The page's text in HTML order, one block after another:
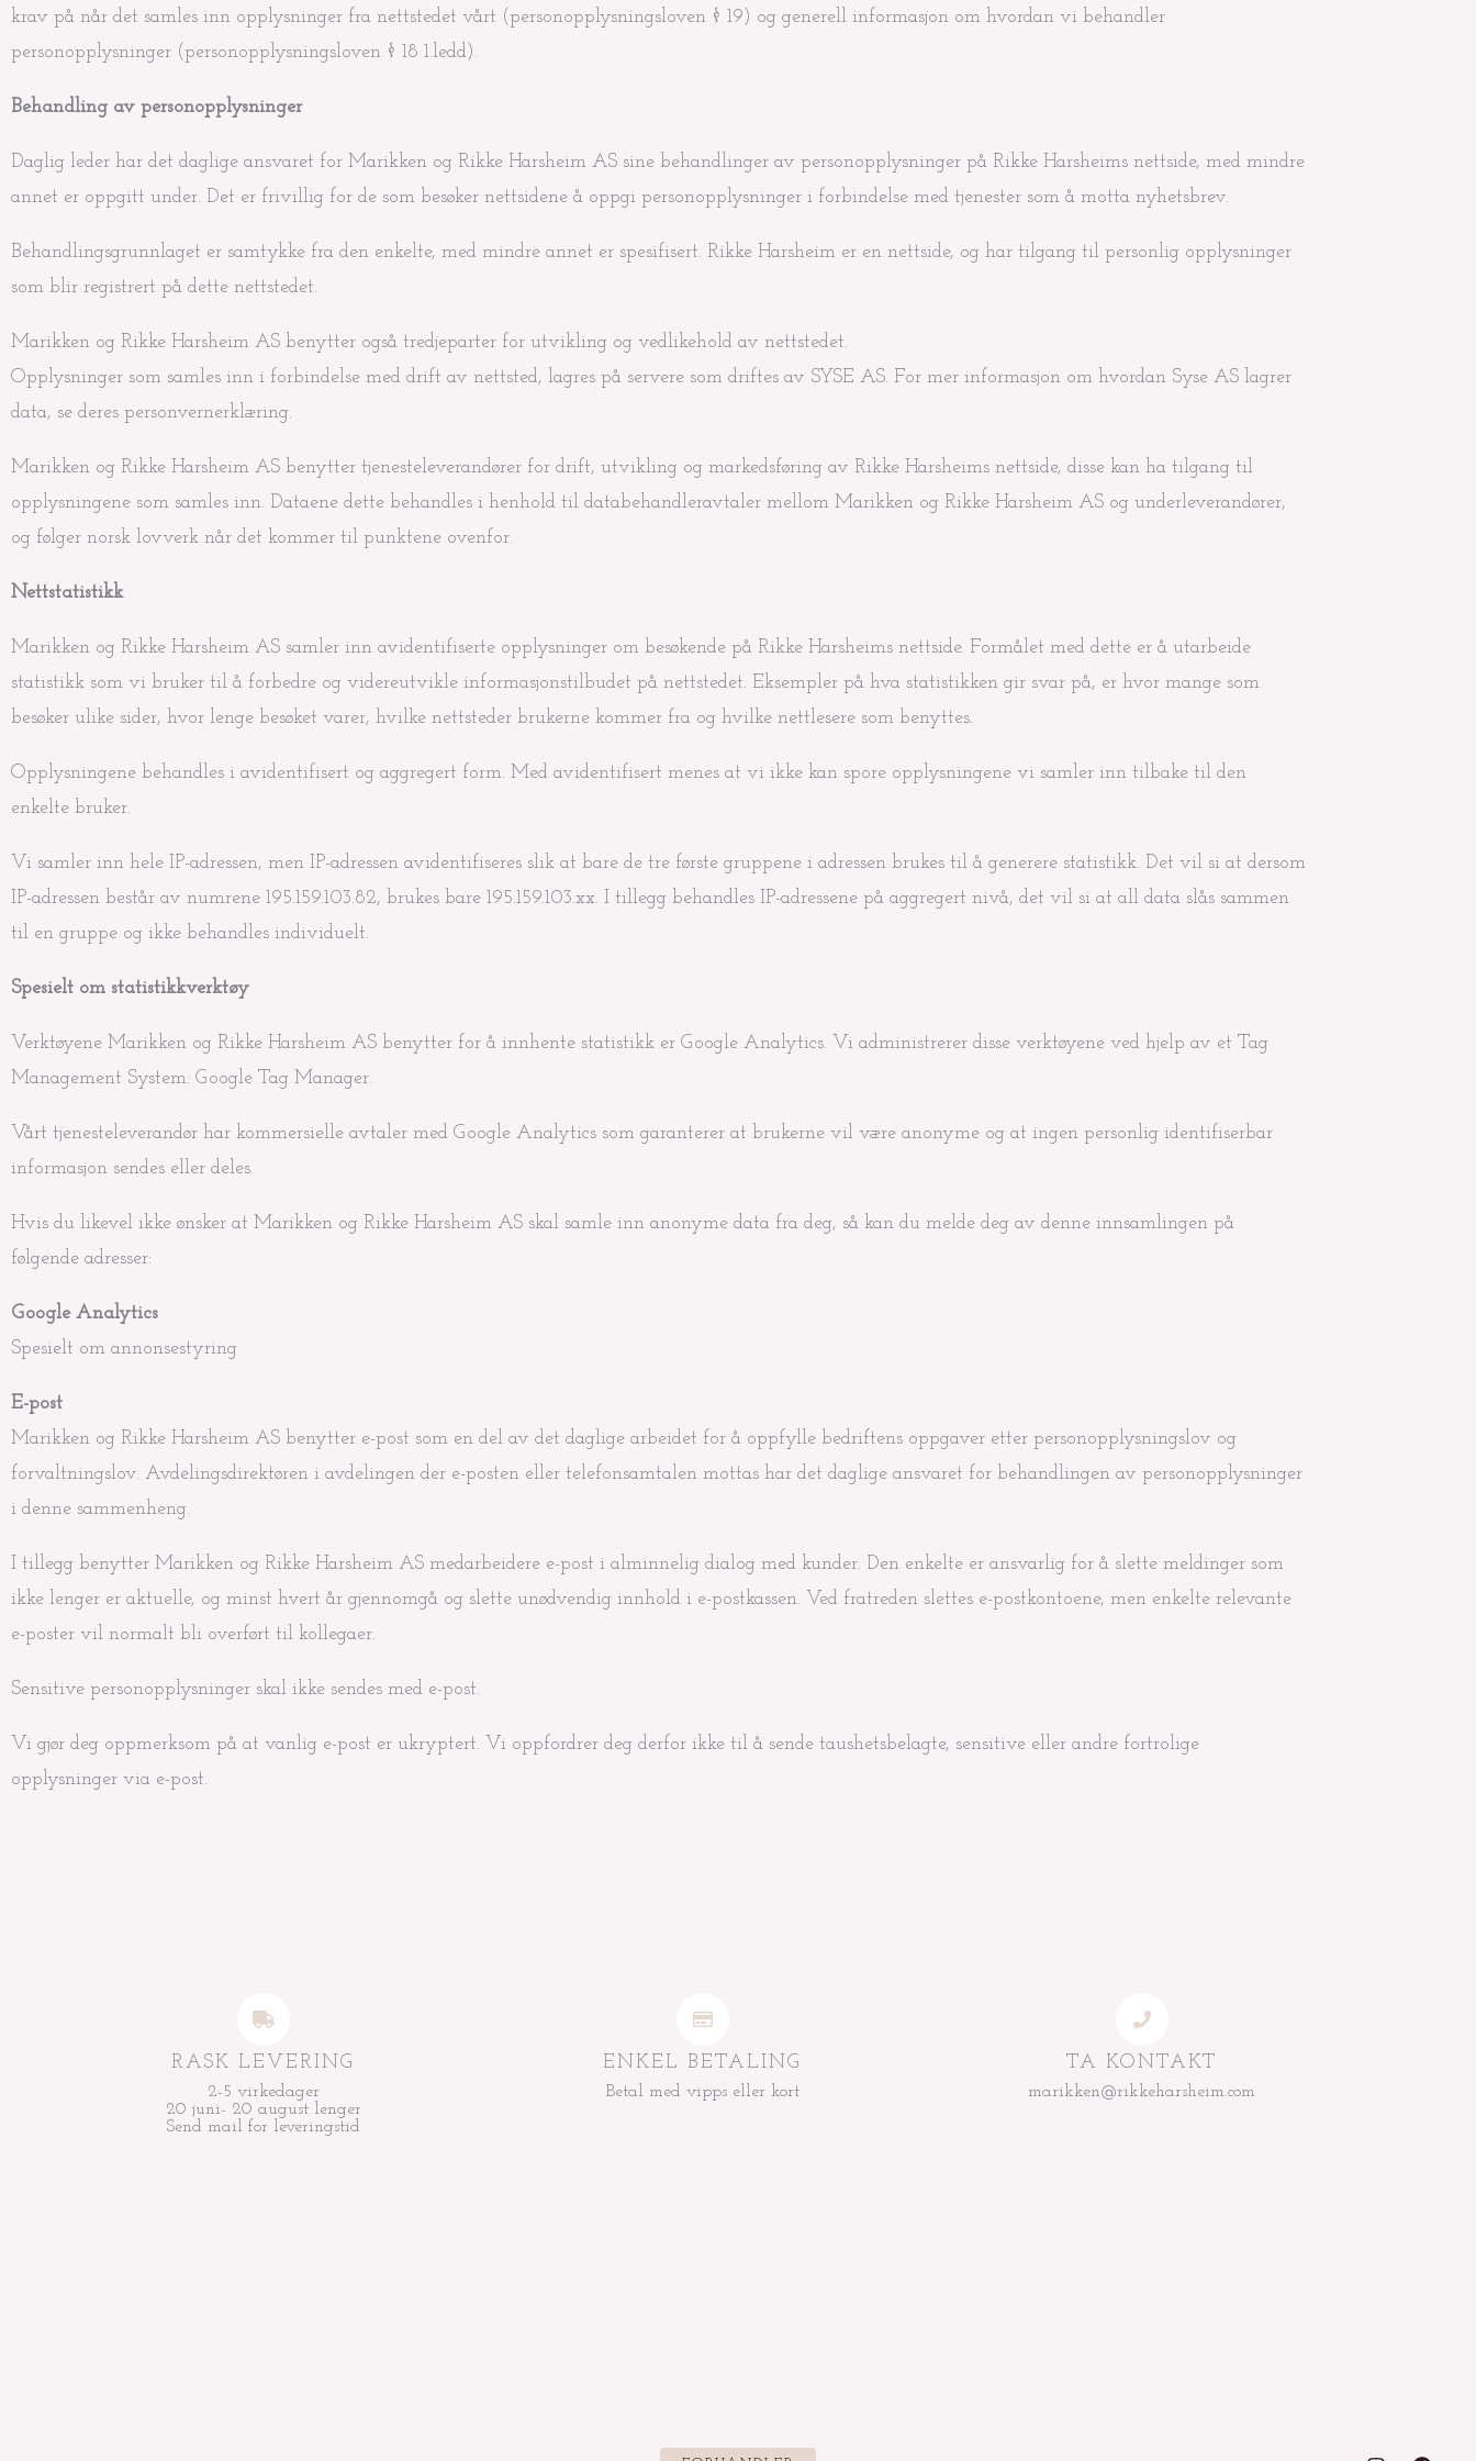
krav på når det samles inn opplysninger fra nettstedet vårt (personopplysningsloven § 19) og generell informasjon om hvordan vi behandler
personopplysninger (personopplysningsloven § 18 1.ledd).
Behandling av personopplysninger
Daglig leder har det daglige ansvaret for Marikken og Rikke Harsheim AS sine behandlinger av personopplysninger på Rikke Harsheims nettside, med mindre
annet er oppgitt under. Det er frivillig for de som besøker nettsidene å oppgi personopplysninger i forbindelse med tjenester som å motta nyhetsbrev.
Behandlingsgrunnlaget er samtykke fra den enkelte, med mindre annet er spesifisert. Rikke Harsheim er en nettside, og har tilgang til personlig opplysninger
som blir registrert på dette nettstedet.
Marikken og Rikke Harsheim AS benytter også tredjeparter for utvikling og vedlikehold av nettstedet.
Opplysninger som samles inn i forbindelse med drift av nettsted, lagres på servere som driftes av SYSE AS. For mer informasjon om hvordan Syse AS lagrer
data, se deres personvernerklæring.
Marikken og Rikke Harsheim AS benytter tjenesteleverandører for drift, utvikling og markedsføring av Rikke Harsheims nettside, disse kan ha tilgang til
opplysningene som samles inn. Dataene dette behandles i henhold til databehandleravtaler mellom Marikken og Rikke Harsheim AS og underleverandører,
og følger norsk lovverk når det kommer til punktene ovenfor.
Nettstatistikk
Marikken og Rikke Harsheim AS samler inn avidentifiserte opplysninger om besøkende på Rikke Harsheims nettside. Formålet med dette er å utarbeide
statistikk som vi bruker til å forbedre og videreutvikle informasjonstilbudet på nettstedet. Eksempler på hva statistikken gir svar på, er hvor mange som
besøker ulike sider, hvor lenge besøket varer, hvilke nettsteder brukerne kommer fra og hvilke nettlesere som benyttes.
Opplysningene behandles i avidentifisert og aggregert form. Med avidentifisert menes at vi ikke kan spore opplysningene vi samler inn tilbake til den
enkelte bruker.
Vi samler inn hele IP-adressen, men IP-adressen avidentifiseres slik at bare de tre første gruppene i adressen brukes til å generere statistikk. Det vil si at dersom
IP-adressen består av numrene 195.159.103.82, brukes bare 195.159.103.xx. I tillegg behandles IP-adressene på aggregert nivå, det vil si at all data slås sammen
til en gruppe og ikke behandles individuelt.
Spesielt om statistikkverktøy
Verktøyene Marikken og Rikke Harsheim AS benytter for å innhente statistikk er Google Analytics. Vi administrerer disse verktøyene ved hjelp av et Tag
Management System: Google Tag Manager.
Vårt tjenesteleverandør har kommersielle avtaler med Google Analytics som garanterer at brukerne vil være anonyme og at ingen personlig identifiserbar
informasjon sendes eller deles.
Hvis du likevel ikke ønsker at Marikken og Rikke Harsheim AS skal samle inn anonyme data fra deg, så kan du melde deg av denne innsamlingen på
følgende adresser:
Google Analytics
Spesielt om annonsestyring
E-post
Marikken og Rikke Harsheim AS benytter e-post som en del av det daglige arbeidet for å oppfylle bedriftens oppgaver etter personopplysningslov og
forvaltningslov. Avdelingsdirektøren i avdelingen der e-posten eller telefonsamtalen mottas har det daglige ansvaret for behandlingen av personopplysninger
i denne sammenheng.
I tillegg benytter Marikken og Rikke Harsheim AS medarbeidere e-post i alminnelig dialog med kunder. Den enkelte er ansvarlig for å slette meldinger som
ikke lenger er aktuelle, og minst hvert år gjennomgå og slette unødvendig innhold i e-postkassen. Ved fratreden slettes e-postkontoene, men enkelte relevante
e-poster vil normalt bli overført til kollegaer.
Sensitive personopplysninger skal ikke sendes med e-post.
Vi gjør deg oppmerksom på at vanlig e-post er ukryptert. Vi oppfordrer deg derfor ikke til å sende taushetsbelagte, sensitive eller andre fortrolige
opplysninger via e-post.
RASK LEVERING
2-5 virkedager
20 juni- 20 august lenger
Send mail for leveringstid
ENKEL BETALING
Betal med vipps eller kort
TA KONTAKT
marikken@rikkeharsheim.com